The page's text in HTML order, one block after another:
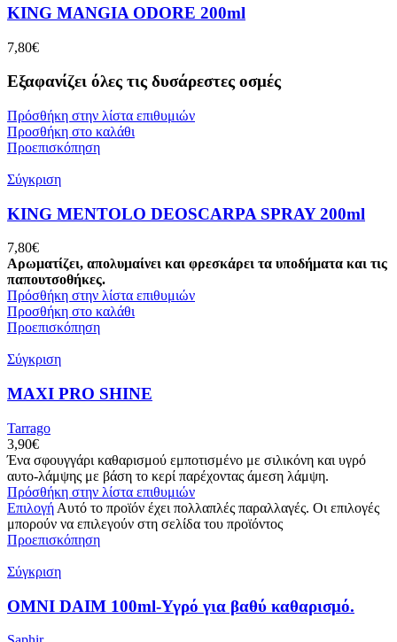
KING MANGIA ODORE 200ml
7,80€
Εξαφανίζει όλες τις δυσάρεστες οσμές
Πρόσθήκη στην λίστα επιθυμιών
Προσθήκη στο καλάθι
Προεπισκόπηση
Σύγκριση
KING MENTOLO DEOSCARPA SPRAY 200ml
7,80€
Αρωματίζει, απολυμαίνει και φρεσκάρει τα υποδήματα και τις
παπουτσοθήκες.
Πρόσθήκη στην λίστα επιθυμιών
Προσθήκη στο καλάθι
Προεπισκόπηση
Σύγκριση
MAXI PRO SHINE
Tarrago
3,90€
Ένα σφουγγάρι καθαρισμού εμποτισμένο με σιλικόνη και υγρό
αυτο-λάμψης με βάση το κερί παρέχοντας άμεση λάμψη.
Πρόσθήκη στην λίστα επιθυμιών
Επιλογή Αυτό το προϊόν έχει πολλαπλές παραλλαγές. Οι επιλογές
μπορούν να επιλεγούν στη σελίδα του προϊόντος
Προεπισκόπηση
Σύγκριση
OMNI DAIM 100ml-Υγρό για βαθύ καθαρισμό.